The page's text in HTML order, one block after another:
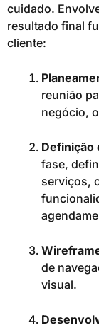
cuidado.
resultado final
cliente:
reunião
negócio,
Definição
fase,
serviços,
de
visual.